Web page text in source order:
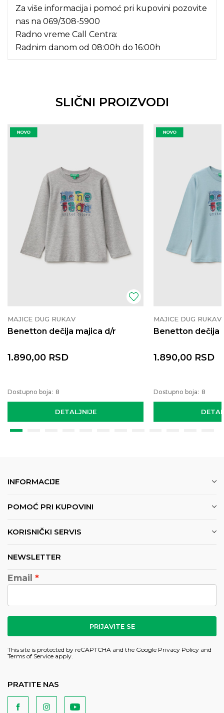
Za više informacija i pomoć pri kupovini pozovite
nas na 069/308-5900
Radno vreme Call Centra:
Radnim danom od 08:00h do 16:00h
SLIČNI PROIZVODI
MAJICE DUG RUKAV
Benetton dečija majica d/r
DETALJNIJE
1.890,00 RSD
Dostupno boja: 8
MAJICE DUG RUKAV
Benetton dečija
1.890,00 RSD
Dostupno boja: 8
INFORMACIJE
POMOĆ PRI KUPOVINI
KORISNIČKI SERVIS
NEWSLETTER
Email
PRIJAVITE SE
This site is protected by reCAPTCHA and the Google Privacy Policy and
Terms of Service apply.
PRATITE NAS